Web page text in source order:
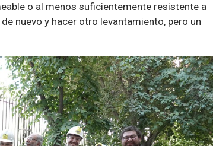
o al menos suficientemente resistente a
nuevo y hacer otro levantamiento, pero un